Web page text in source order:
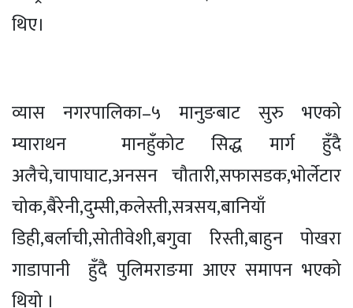
थिए।
व्यास नगरपालिका–५ मानुङबाट सुरु भएको
म्याराथन मानहुँकोट सिद्ध मार्ग हुँदै
अलैचे,चापाघाट,अनसन चौतारी,सफासडक,भोर्लेटार
चोक,बैरेनी,दुम्सी,कलेस्ती,सत्रसय,बानियाँ
डिही,बर्लाची,सोतीवेशी,बगुवा रिस्ती,बाहुन पोखरा
गाडापानी हुँदै पुलिमराङमा आएर समापन भएको
थियो ।